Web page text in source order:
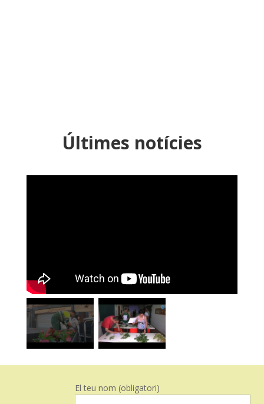
Últimes notícies
El teu nom (obligatori)